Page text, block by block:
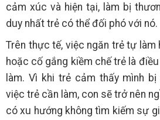
cảm xúc và hiện tại, làm bị
duy nhất trẻ có thể đối phó với nó.
Trên thực tế, việc ngăn trẻ tự làm
hoặc cố gắng kiềm chế trẻ là
làm. Vì khi trẻ cảm thấy mình
việc trẻ cần làm, con sẽ trở nên
có xu hướng không tìm kiếm sự